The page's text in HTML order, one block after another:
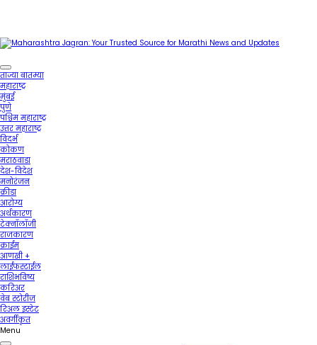
for the Latest News
ताज्या बातम्या
महाराष्ट्र
मुंबई
पुणे
पश्चिम महाराष्ट्र
उत्तर महाराष्ट्र
विदर्भ
कोकण
मराठवाडा
देश-विदेश
मनोरंजन
क्रीडा
आरोग्य
अर्थकारण
टेक्नॉलॉजी
राजकारण
क्राईम
आणखी +
लाईफस्टाईल
राशिभविष्य
करिअर
वेब स्टोरीज
रिअल इस्टेट
अवर्गीकृत
Menu